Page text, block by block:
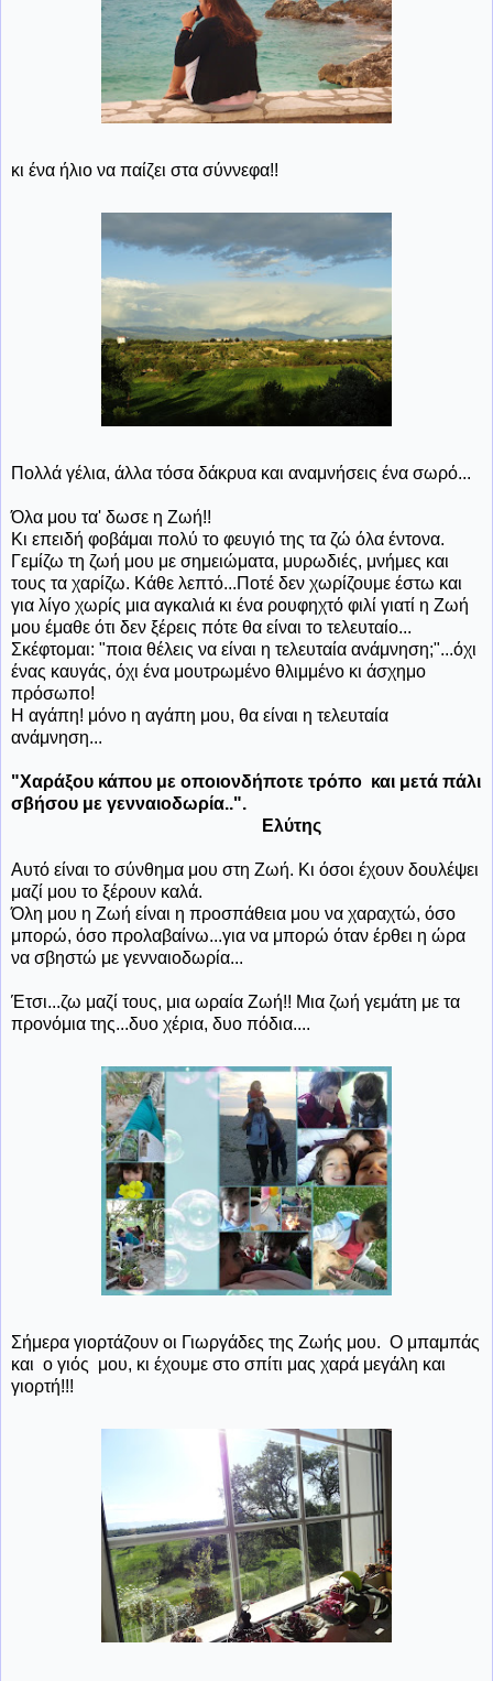
κι ένα ήλιο να παίζει στα σύννεφα!!
Πολλά γέλια, άλλα τόσα δάκρυα και αναμνήσεις ένα σωρό...
Όλα μου τα' δωσε η Ζωή!!
Κι επειδή φοβάμαι πολύ το φευγιό της τα ζώ όλα έντονα.
Γεμίζω τη ζωή μου με σημειώματα, μυρωδιές, μνήμες και
τους τα χαρίζω. Κάθε λεπτό...Ποτέ δεν χωρίζουμε έστω και
για λίγο χωρίς μια αγκαλιά κι ένα ρουφηχτό φιλί γιατί η Ζωή
μου έμαθε ότι δεν ξέρεις πότε θα είναι το τελευταίο...
Σκέφτομαι: "ποια θέλεις να είναι η τελευταία ανάμνηση;"...όχι
ένας καυγάς, όχι ένα μουτρωμένο θλιμμένο κι άσχημο
πρόσωπο!
Η αγάπη! μόνο η αγάπη μου, θα είναι η τελευταία
ανάμνηση...
"Χαράξου κάπου με οποιονδήποτε τρόπο και μετά πάλι
σβήσου με γενναιοδωρία..".
Ελύτης
Αυτό είναι το σύνθημα μου στη Ζωή. Κι όσοι έχουν δουλέψει
μαζί μου το ξέρουν καλά.
Όλη μου η Ζωή είναι η προσπάθεια μου να χαραχτώ, όσο
μπορώ, όσο προλαβαίνω...για να μπορώ όταν έρθει η ώρα
να σβηστώ με γενναιοδωρία...
Έτσι...ζω μαζί τους, μια ωραία Ζωή!! Μια ζωή γεμάτη με τα
προνόμια της...δυο χέρια, δυο πόδια....
Σήμερα γιορτάζουν οι Γιωργάδες της Ζωής μου. Ο μπαμπάς
και ο γιός μου, κι έχουμε στο σπίτι μας χαρά μεγάλη και
γιορτή!!!